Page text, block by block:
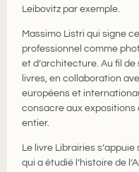
Leibovitz par exemple.
Massimo Listri qui signe
professionnel comme
et d’architecture. Au fil
livres, en collaboration
européens et
consacre aux expositions
entier.
Le livre Librairies
qui a étudié l’histoire de